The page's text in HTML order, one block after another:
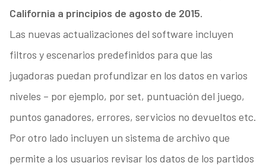
California a principios de agosto de 2015.
Las nuevas actualizaciones del software incluyen
filtros y escenarios predefinidos para que las
jugadoras puedan profundizar en los datos en varios
niveles – por ejemplo, por set, puntuación del juego,
puntos ganadores, errores, servicios no devueltos etc.
Por otro lado incluyen un sistema de archivo que
permite a los usuarios revisar los datos de los partidos